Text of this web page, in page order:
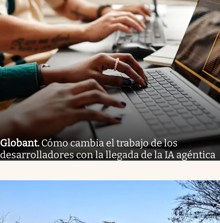
Globant. Cómo cambia el trabajo de los
desarrolladores con la llegada de la IA agéntica